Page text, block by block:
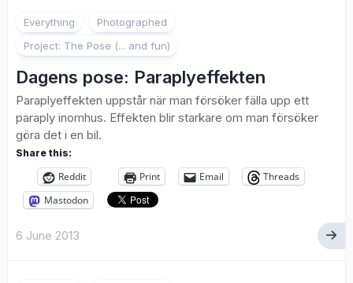
Everything
Photographed
Project: The Pose (... and fun)
Dagens pose: Paraplyeffekten
Paraplyeffekten uppstår när man försöker fälla upp ett
paraply inomhus. Effekten blir starkare om man försöker
göra det i en bil.
Share this:
Reddit Print Email
Threads
Mastodon
6 June 2013